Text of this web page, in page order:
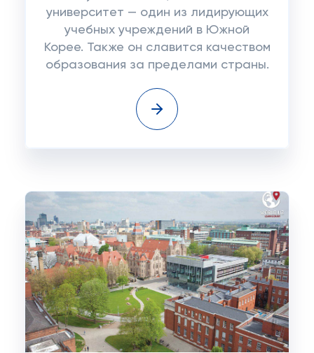
университет — один из лидирующих
учебных учреждений в Южной
Корее. Также он славится качеством
образования за пределами страны.